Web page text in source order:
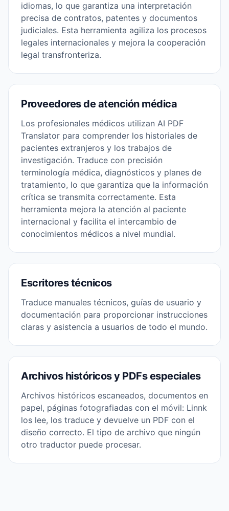
idiomas, lo que garantiza una interpretación
precisa de contratos, patentes y documentos
judiciales. Esta herramienta agiliza los procesos
legales internacionales y mejora la cooperación
legal transfronteriza.
Proveedores de atención médica
Los profesionales médicos utilizan AI PDF
Translator para comprender los historiales de
pacientes extranjeros y los trabajos de
investigación. Traduce con precisión
terminología médica, diagnósticos y planes de
tratamiento, lo que garantiza que la información
crítica se transmita correctamente. Esta
herramienta mejora la atención al paciente
internacional y facilita el intercambio de
conocimientos médicos a nivel mundial.
Escritores técnicos
Traduce manuales técnicos, guías de usuario y
documentación para proporcionar instrucciones
claras y asistencia a usuarios de todo el mundo.
Archivos históricos y PDFs especiales
Archivos históricos escaneados, documentos en
papel, páginas fotografiadas con el móvil: Linnk
los lee, los traduce y devuelve un PDF con el
diseño correcto. El tipo de archivo que ningún
otro traductor puede procesar.